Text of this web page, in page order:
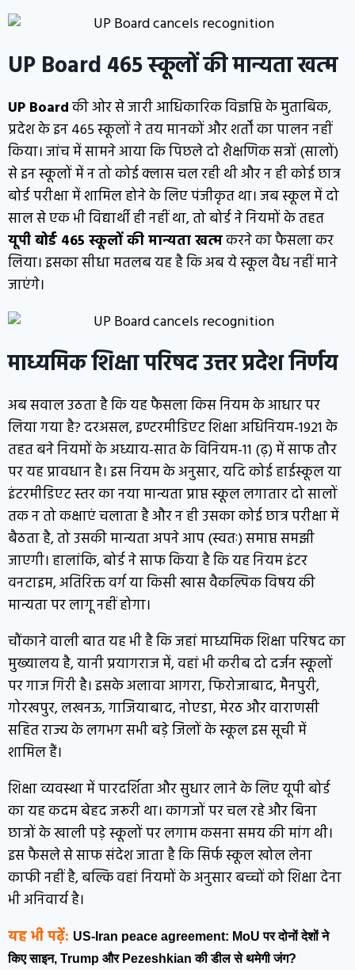
UP Board 465 स्कूलों की मान्यता खत्म
UP Boardकी ओर से जारी आधिकारिक विज्ञप्ति के मुताबिक,
प्रदेश के इन 465 स्कूलों ने तय मानकों और शर्तों का पालन नहीं
किया। जांच में सामने आया कि पिछले दो शैक्षणिक सत्रों (सालों)
से इन स्कूलों में न तो कोई क्लास चल रही थी और न ही कोई छात्र
बोर्ड परीक्षा में शामिल होने के लिए पंजीकृत था। जब स्कूल में दो
साल से एक भी विद्यार्थी ही नहीं था, तो बोर्ड ने नियमों के तहत
यूपी बोर्ड 465 स्कूलों की मान्यता खत्मकरने का फैसला कर
लिया। इसका सीधा मतलब यह है कि अब ये स्कूल वैध नहीं माने
जाएंगे।
माध्यमिक शिक्षा परिषद उत्तर प्रदेश निर्णय
अब सवाल उठता है कि यह फैसला किस नियम के आधार पर
लिया गया है? दरअसल, इण्टरमीडिएट शिक्षा अधिनियम-1921 के
तहत बने नियमों के अध्याय-सात के विनियम-11 (ढ़) में साफ तौर
पर यह प्रावधान है। इस नियम के अनुसार, यदि कोई हाईस्कूल या
इंटरमीडिएट स्तर का नया मान्यता प्राप्त स्कूल लगातार दो सालों
तक न तो कक्षाएं चलाता है और न ही उसका कोई छात्र परीक्षा में
बैठता है, तो उसकी मान्यता अपने आप (स्वतः) समाप्त समझी
जाएगी। हालांकि, बोर्ड ने साफ किया है कि यह नियम इंटर
वनटाइम, अतिरिक्त वर्ग या किसी खास वैकल्पिक विषय की
मान्यता पर लागू नहीं होगा।
चौंकाने वाली बात यह भी है कि जहां माध्यमिक शिक्षा परिषद का
मुख्यालय है, यानी प्रयागराज में, वहां भी करीब दो दर्जन स्कूलों
पर गाज गिरी है। इसके अलावा आगरा, फिरोजाबाद, मैनपुरी,
गोरखपुर, लखनऊ, गाजियाबाद, नोएडा, मेरठ और वाराणसी
सहित राज्य के लगभग सभी बड़े जिलों के स्कूल इस सूची में
शामिल हैं।
शिक्षा व्यवस्था में पारदर्शिता और सुधार लाने के लिए यूपी बोर्ड
का यह कदम बेहद जरूरी था। कागजों पर चल रहे और बिना
छात्रों के खाली पड़े स्कूलों पर लगाम कसना समय की मांग थी।
इस फैसले से साफ संदेश जाता है कि सिर्फ स्कूल खोल लेना
काफी नहीं है, बल्कि वहां नियमों के अनुसार बच्चों को शिक्षा देना
भी अनिवार्य है।
यह भी पढ़ें: US-Iran peace agreement: MoU पर दोनों देशों ने
किए साइन, Trump और Pezeshkian की डील से थमेगी जंग?